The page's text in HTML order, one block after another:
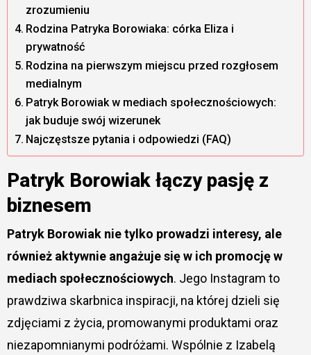
zrozumieniu
Rodzina Patryka Borowiaka: córka Eliza i
prywatność
Rodzina na pierwszym miejscu przed rozgłosem
medialnym
Patryk Borowiak w mediach społecznościowych:
jak buduje swój wizerunek
Najczęstsze pytania i odpowiedzi (FAQ)
Patryk Borowiak łączy pasję z
biznesem
Patryk Borowiak nie tylko prowadzi interesy, ale
również aktywnie angażuje się w ich promocję w
mediach społecznościowych. Jego Instagram to
prawdziwa skarbnica inspiracji, na której dzieli się
zdjęciami z życia, promowanymi produktami oraz
niezapomnianymi podróżami. Wspólnie z Izabelą